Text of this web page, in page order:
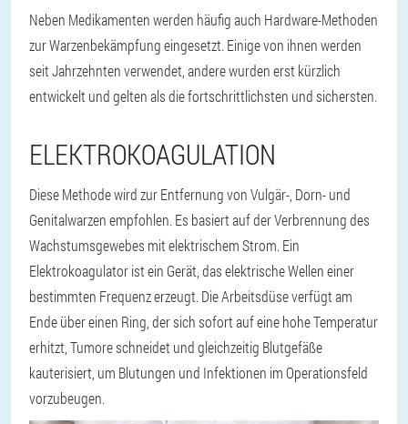
Neben Medikamenten werden häufig auch Hardware-Methoden
zur Warzenbekämpfung eingesetzt. Einige von ihnen werden
seit Jahrzehnten verwendet, andere wurden erst kürzlich
entwickelt und gelten als die fortschrittlichsten und sichersten.
ELEKTROKOAGULATION
Diese Methode wird zur Entfernung von Vulgär-, Dorn- und
Genitalwarzen empfohlen. Es basiert auf der Verbrennung des
Wachstumsgewebes mit elektrischem Strom. Ein
Elektrokoagulator ist ein Gerät, das elektrische Wellen einer
bestimmten Frequenz erzeugt. Die Arbeitsdüse verfügt am
Ende über einen Ring, der sich sofort auf eine hohe Temperatur
erhitzt, Tumore schneidet und gleichzeitig Blutgefäße
kauterisiert, um Blutungen und Infektionen im Operationsfeld
vorzubeugen.